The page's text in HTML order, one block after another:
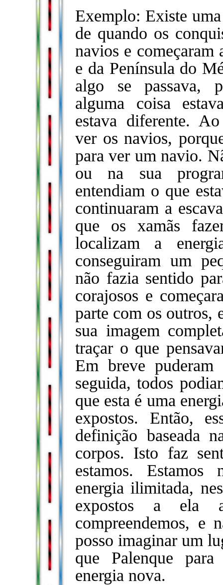
Exemplo: Existe
de quando os
navios e começaram
e da Península do
algo se passava,
alguma coisa
estava diferente.
ver os navios,
para ver um navio.
ou na sua
entendiam o que
continuaram a
que os xamãs
localizam a
conseguiram um
não fazia sentido
corajosos e
parte com os outros,
sua imagem
traçar o que
Em breve
seguida, todos
que esta é uma
expostos. Então,
definição baseada
corpos. Isto faz
estamos.
energia ilimitada,
expostos a ela
compreendemos, e
posso imaginar um
que Palenque
energia nova.